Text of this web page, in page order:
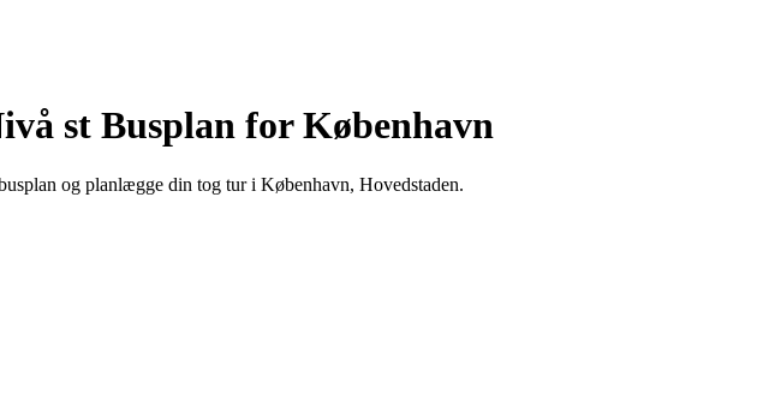
st Busplan for København
og planlægge din tog tur i København, Hovedstaden.